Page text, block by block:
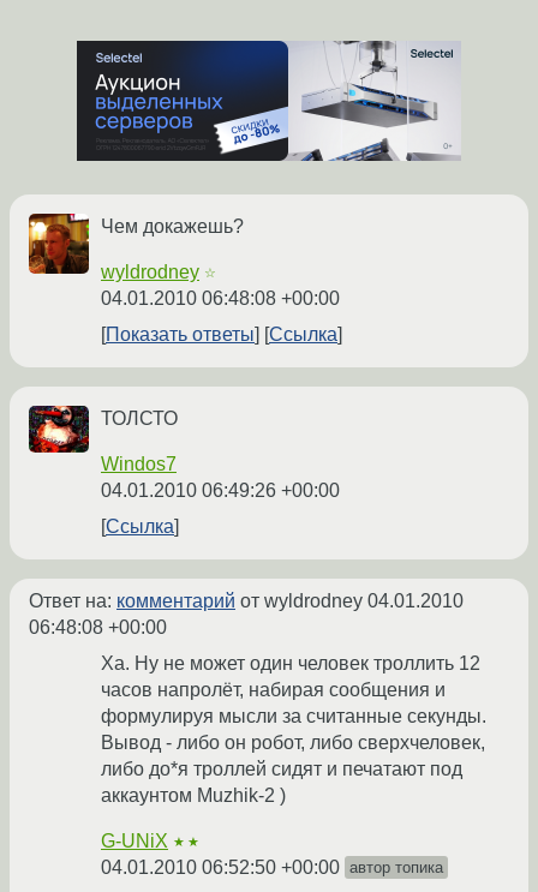
Чем докажешь?
wyldrodney ☆
04.01.2010 06:48:08 +00:00
Показать ответы
Ссылка
ТОЛСТО
Windos7
04.01.2010 06:49:26 +00:00
Ссылка
Ответ на: комментарий от wyldrodney 04.01.2010
06:48:08 +00:00
Ха. Ну не может один человек троллить 12
часов напролёт, набирая сообщения и
формулируя мысли за считанные секунды.
Вывод - либо он робот, либо сверхчеловек,
либо до*я троллей сидят и печатают под
аккаунтом Muzhik-2 )
G-UNiX ★★
04.01.2010 06:52:50 +00:00 автор топика